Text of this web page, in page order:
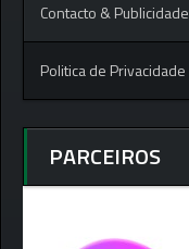
Contacto & Publicidade
Politica de Privacidade
PARCEIROS